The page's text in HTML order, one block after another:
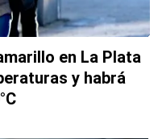
en La Plata
y habrá